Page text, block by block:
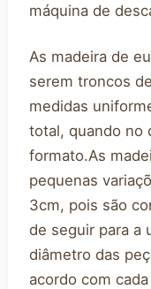
máquina de
As madeira de
serem troncos
medidas
total, quando no
formato.As
pequenas
3cm, pois são
de seguir para a
diâmetro das
acordo com